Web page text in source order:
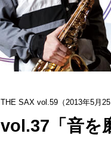
THE SAX vol.59（2013年5月25
vol.37「音を